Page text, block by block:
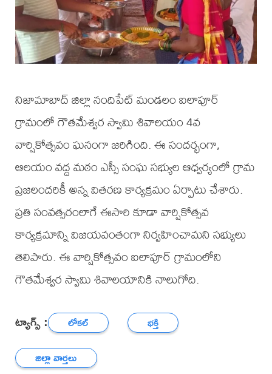
నిజామాబాద్ జిల్లా నందిపేట్ మండలం ఐలాపూర్
గ్రామంలో గౌతమేశ్వర స్వామి శివాలయం 4వ
వార్షికోత్సవం ఘనంగా జరిగింది. ఈ సందర్భంగా,
ఆలయం వద్ద మఠం ఎస్సీ సంఘ సభ్యుల ఆధ్వర్యంలో గ్రామ
ప్రజలందరికీ అన్న వితరణ కార్యక్రమం ఏర్పాటు చేశారు.
ప్రతి సంవత్సరంలాగే ఈసారి కూడా వార్షికోత్సవ
కార్యక్రమాన్ని విజయవంతంగా నిర్వహించామని సభ్యులు
తెలిపారు. ఈ వార్షికోత్సవం ఐలాపూర్ గ్రామంలోని
గౌతమేశ్వర స్వామి శివాలయానికి నాలుగోది.
ట్యాగ్స్ : లోకల్
భక్తి
జిల్లా వార్తలు